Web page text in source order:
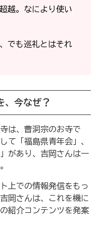
越。なにより使い
でも巡礼とはそれ
、今なぜ？
は、曹洞宗のお寺で
て「福島県青年会」、
があり、吉岡さんは一
上での情報発信をもっ
岡さんは、これを機に
紹介コンテンツを発案